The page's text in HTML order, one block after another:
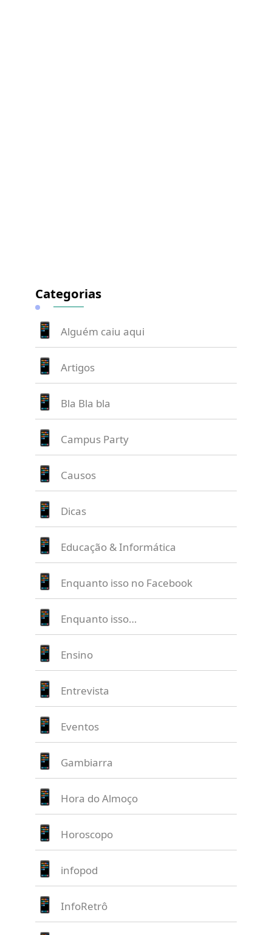
Categorias
Alguém caiu aqui
Artigos
Bla Bla bla
Campus Party
Causos
Dicas
Educação & Informática
Enquanto isso no Facebook
Enquanto isso…
Ensino
Entrevista
Eventos
Gambiarra
Hora do Almoço
Horoscopo
infopod
InfoRetrô